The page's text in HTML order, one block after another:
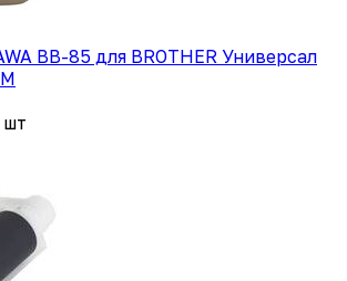
BB-85 для BROTHER Универсал
шт